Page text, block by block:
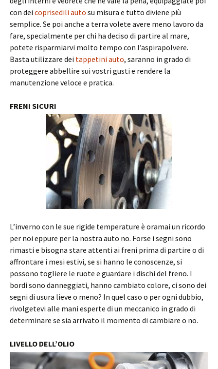
con dei coprisedili auto su misura e tutto diviene più
semplice. Se poi anche a terra volete avere meno lavoro da
fare, specialmente per chi ha deciso di partire al mare,
potete risparmiarvi molto tempo con l’aspirapolvere.
Basta utilizzare dei tappetini auto, saranno in grado di
proteggere abbellire sui vostri gusti e rendere la
manutenzione veloce e pratica.
FRENI SICURI
L’inverno con le sue rigide temperature è oramai un ricordo
per noi eppure per la nostra auto no. Forse i segni sono
rimasti e bisogna stare attenti ai freni prima di partire o di
affrontare i mesi estivi, se si hanno le conoscenze, si
possono togliere le ruote e guardare i dischi del freno. I
bordi sono danneggiati, hanno cambiato colore, ci sono dei
segni di usura lieve o meno? In quel caso o per ogni dubbio,
rivolgetevi alle mani esperte di un meccanico in grado di
determinare se sia arrivato il momento di cambiare o no.
LIVELLO DELL’OLIO